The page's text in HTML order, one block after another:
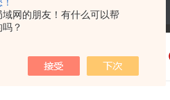
域网的朋友！有什么可以帮
？